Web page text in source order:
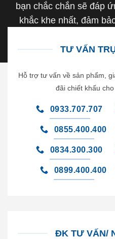
bạn chắc chắn sẽ đáp
khắc khe nhất, đảm
TƯ VẤN
Hỗ trợ tư vấn về sản phẩm,
đãi chiết khấu
0933.707.707
0855.400.400
0834.300.300
0899.400.400
ĐK TƯ VẤN/